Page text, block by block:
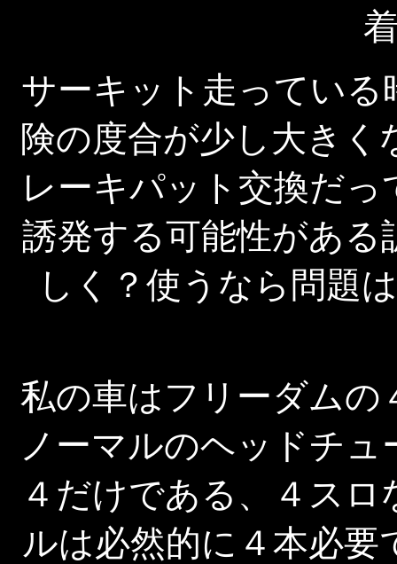
サーキット走ってい
険の度合が少し大き
レーキパット交換だ
誘発する可能性がある
しく？使うなら問題
私の車はフリーダムの
ノーマルのヘッドチ
４だけである、４ス
ルは必然的に４本必